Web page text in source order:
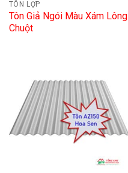
TÔN LỢP
Tôn Giả Ngói Màu Xám Lông
Chuột